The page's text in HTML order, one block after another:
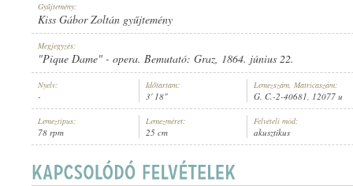
GRAMMOPHON-ORCHESTER
LEMEZSZÁM:
Gyűjtemény:
Kiss Gábor Zoltán gyűjtemény
Megjegyzés:
"Pique Dame" - opera. Bemutató: Graz, 1864. június 22.
Nyelv:
-
Időtartam:
3' 18"
Lemezszám, Matricaszám:
G. C.-2-40681, 12077 u
Lemeztípus:
78 rpm
Lemezméret:
25 cm
Felvételi mód:
akusztikus